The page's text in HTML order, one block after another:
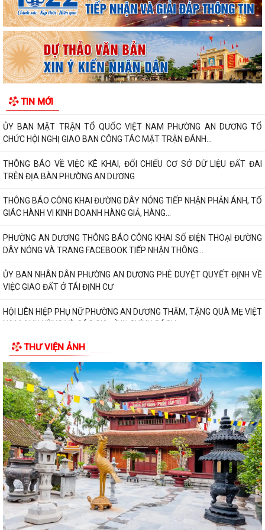
TIN MỚI
CHỨC HỘI NGHỊ GIAO BAN CÔNG TÁC MẶT TRẬN ĐÁNH...
THÔNG BÁO VỀ VIỆC KÊ KHAI, ĐỐI CHIẾU CƠ SỞ DỮ LIỆU ĐẤT ĐAI
TRÊN ĐỊA BÀN PHƯỜNG AN DƯƠNG
THÔNG BÁO CÔNG KHAI ĐƯỜNG DÂY NÓNG TIẾP NHẬN PHẢN ÁNH, TỐ
GIÁC HÀNH VI KINH DOANH HÀNG GIẢ, HÀNG...
PHƯỜNG AN DƯƠNG THÔNG BÁO CÔNG KHAI SỐ ĐIỆN THOẠI ĐƯỜNG
DÂY NÓNG VÀ TRANG FACEBOOK TIẾP NHẬN THÔNG...
ỦY BAN NHÂN DÂN PHƯỜNG AN DƯƠNG PHÊ DUYỆT QUYẾT ĐỊNH VỀ
VIỆC GIAO ĐẤT Ở TÁI ĐỊNH CƯ
HỘI LIÊN HIỆP PHỤ NỮ PHƯỜNG AN DƯƠNG THĂM, TẶNG QUÀ MẸ VIỆT
NAM ANH HÙNG VÀ CÁC GIA ĐÌNH CHÍNH SÁCH...
Phường An Dương tổ chức hội nghị xét duyệt giao đất tái định cư cho
các hộ gia đình, cá nhân có nhu...
Ban Chỉ huy Quân sự phường An Dương trao Quyết định bổ nhiệm Tổ
đội trưởng Ban Chỉ huy Quân sự các...
Hội Cựu chiến binh phường An Dương tổ chức sơ kết công tác Hội 6
tháng đầu năm 2026
QUỐC PHÒNG NĂM 2018, LUẬT DÂN QUÂN TỰ VỆ...
Trung tâm Chính trị phường An Dương khai giảng lớp bồi dưỡng lý luận
chính trị dành cho đảng viên...
HỘI ĐỒNG NHÂN DÂN PHƯỜNG AN DƯƠNG TỔ CHỨC HỘI NGHỊ TIẾP
XÚC CỬ TRI TRƯỚC KỲ HỌP THƯỜNG LỆ GIỮA NĂM...
HỘI NGHỊ GIAO BAN GIỮA LÃNH ĐẠO ỦY BAN NHÂN DÂN PHƯỜNG VỚI
CÁC TỔ TRƯỞNG TỔ DÂN PHỐ TRÊN ĐỊA BÀN
PHƯỜNG AN DƯƠNG CÔNG BỐ CÁC QUYẾT ĐỊNH VỀ TỔ CHỨC, CÁN
BỘ MẶT TRẬN VÀ CÁC ĐOÀN THỂ TẠI CÁC TỔ DÂN...
THƯ NGỎ VẬN ĐỘNG ỦNG HỘ QUỸ "ĐỀN ƠN ĐÁP NGHĨA" PHƯỜNG AN
DƯƠNG NĂM 2026
THƯ VIỆN ẢNH